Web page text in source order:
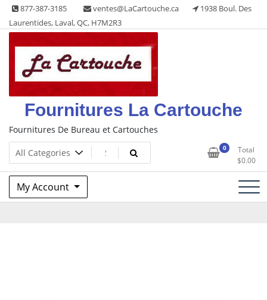
Skip
content
877-387-3185 ventes@LaCartouche.ca
1938 Boul. Des
Laurentides, Laval, QC, H7M2R3
Fournitures La Cartouche
Fournitures De Bureau et Cartouches
0
Total
$0.00
My Account